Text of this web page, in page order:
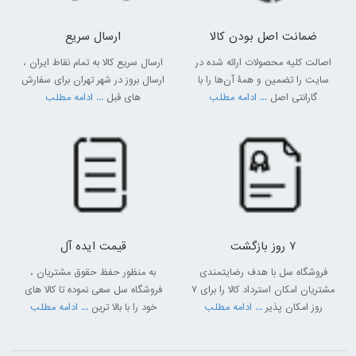
کیفیت محصولات سامسونگ
ساخت انواع محصولات خود پرداخت و تا به امروز توانسته است به این شعار
جامعه عمل بپوشاند چرا که کیفیت محصولات سامسونگ بالاست و نشان
دهنده تمام و کمال شعار این شرکت بزرگ هستند. شرکت سامسونگ با تولید
محصولات با کیفیت به دنیا نشان داد که مهم‌ترین ارزش یک برند اعتماد
محصولاتی قابل اعتماد داشته و دارد تا در بین مخاطبین‌ همیشه محبوب و
ضمانت اصل بودن کالا
اصالت کلیه محصولات ارائه شده در
سایت را تضمین و همۀ آن‌ها را با
گارانتی اصل ... ادامه مطلب
ارسال سریع
ارسال سریع کالا به تمام نقاط ایران ،
ارسال بروز در شهر تهران برای سفارش
های قبل ... ادامه مطلب
7 روز بازگشت
فروشگاه سل با هدف رضایتمندی
مشتریان امکان استرداد کالا را برای 7
روز امکان پذیر... ادامه مطلب
قیمت ایده آل
به منظور حفظ حقوق مشتریان ،
فروشگاه سل سعی نموده تا کالا های
خود را با بالا ترین ... ادامه مطلب